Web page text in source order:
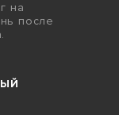
на
после